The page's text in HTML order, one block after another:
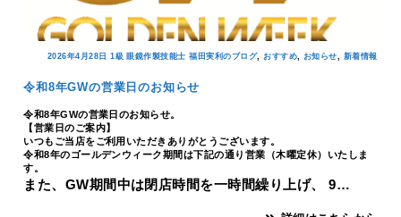
2026年4月28日 1級 眼鏡作製技能士 福田実利のブログ, おすすめ お知らせ 新着情報
令和8年GWの営業日のお知らせ
令和8年GWの営業日のお知らせ。
【営業日のご案内】
いつもご当店をご利用いただきありがとうございます。
令和8年のゴールデンウィーク期間は下記の通り営業（木曜定休）いたしま
す。
また、GW期間中は閉店時間を一時間繰り上げ、 9…